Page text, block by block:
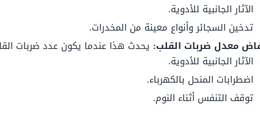
الآثار الجانبية للأدوية.
تدخين السجائر وأنواع معينة من المخدرات.
معدل ضربات القلب: يحدث هذا عندما يكون عدد ضربات القلب أقل من 60 نبضة في الدقيقة، وقد تشمل بعض الأسباب
الآثار الجانبية للأدوية.
اضطرابات المنحل بالكهرباء.
توقف التنفس أثناء النوم.